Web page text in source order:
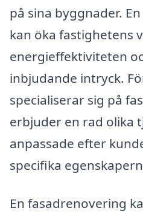
på sina byggnader.
kan öka fastighetens
energieffektiviteten
inbjudande intryck.
specialiserar sig på
erbjuder en rad olika
anpassade efter
specifika
En fasadrenovering